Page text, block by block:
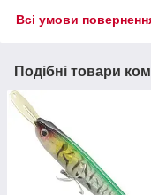
Всі умови
Подібні товари